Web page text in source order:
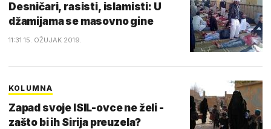
Desničari, rasisti, islamisti: U
džamijama se masovno gine
11:31 15. OŽUJAK 2019.
KOLUMNA
Zapad svoje ISIL-ovce ne želi -
zašto bi ih Sirija preuzela?